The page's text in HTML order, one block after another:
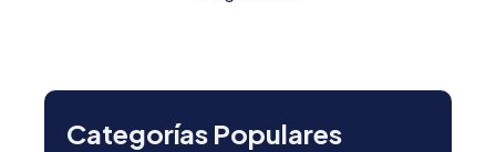
Categorías Populares